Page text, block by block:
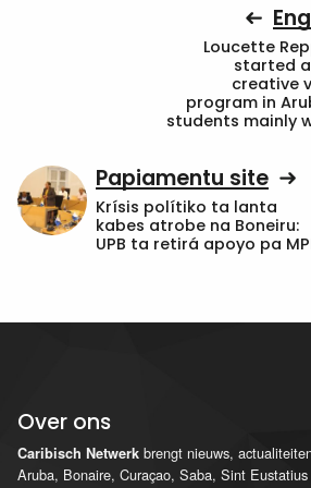
Loucette
started
creative
program in
students mainly
Papiamentu site
Krísis polítiko ta lanta
kabes atrobe na Boneiru:
UPB ta retirá apoyo pa
Over ons
Caribisch Netwerk brengt nieuws,
Aruba, Bonaire, Curaçao, Saba, Sint